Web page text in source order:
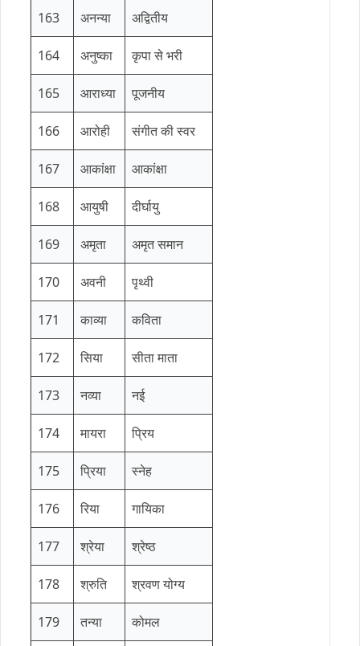
163 अनन्या अद्वितीय
164 अनुष्का कृपा से भरी
165 आराध्या पूजनीय
166 आरोही संगीत की स्वर
167 आकांक्षा आकांक्षा
168 आयुषी दीर्घायु
169 अमृता अमृत समान
170 अवनी पृथ्वी
171 काव्या कविता
172 सिया सीता माता
173 नव्या नई
174 मायरा प्रिय
175 प्रिया स्नेह
176 रिया गायिका
177 श्रेया श्रेष्ठ
178 श्रुति श्रवण योग्य
179 तन्या कोमल